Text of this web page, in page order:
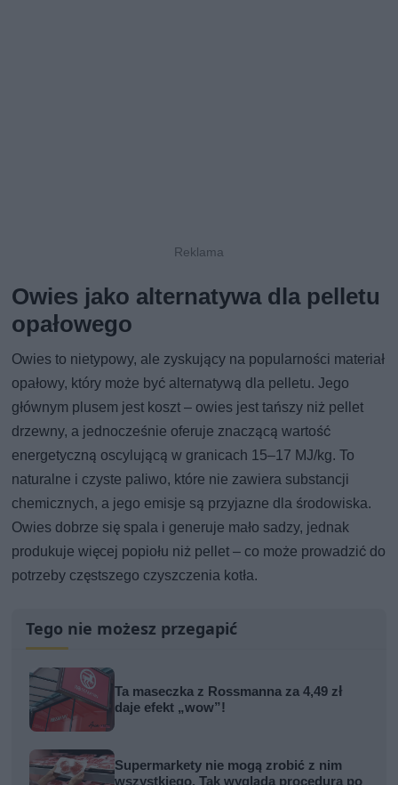
Owies jako alternatywa dla pelletu
opałowego
Owies to nietypowy, ale zyskujący na popularności materiał
opałowy, który może być alternatywą dla pelletu. Jego
głównym plusem jest koszt – owies jest tańszy niż pellet
drzewny, a jednocześnie oferuje znaczącą wartość
energetyczną oscylującą w granicach 15–17 MJ/kg. To
naturalne i czyste paliwo, które nie zawiera substancji
chemicznych, a jego emisje są przyjazne dla środowiska.
Owies dobrze się spala i generuje mało sadzy, jednak
produkuje więcej popiołu niż pellet – co może prowadzić do
potrzeby częstszego czyszczenia kotła.
Tego nie możesz przegapić
Ta maseczka z Rossmanna za 4,49 zł
daje efekt „wow”!
Supermarkety nie mogą zrobić z nim